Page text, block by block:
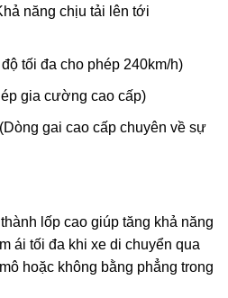
năng chịu tải lên tới
tối đa cho phép 240km/h)
gia cường cao cấp)
gai cao cấp chuyên về sự
lốp cao giúp tăng khả năng
ái tối đa khi xe di chuyển qua
hoặc không bằng phẳng trong